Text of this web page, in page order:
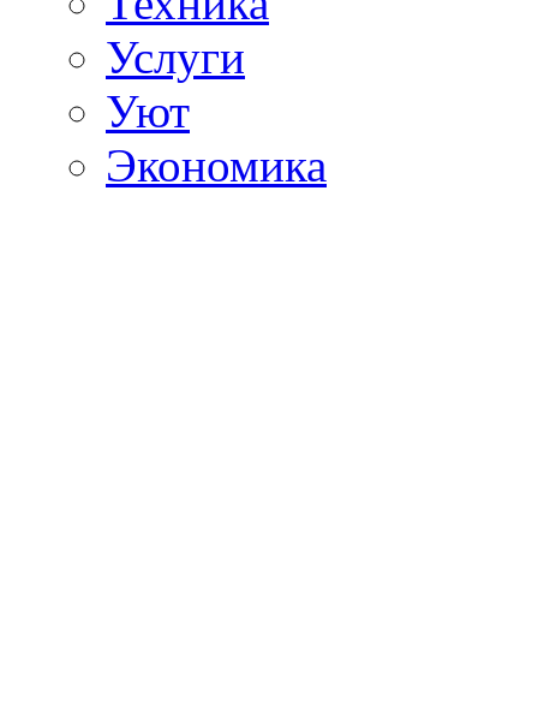
Услуги
Уют
Экономика